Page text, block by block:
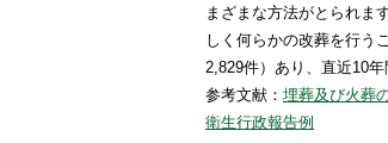
まざまな方法がとられま
しく何らかの改葬を行う
2,829件）あり、直近10年
参考文献： 埋葬及び火葬
衛生行政報告例